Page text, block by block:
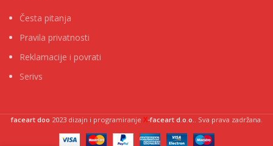
Česta pitanja
Pravila privatnosti
Reklamacije i povrati
Serivs
faceart doo 2023 dizajn i programiranje X-faceart d.o.o.. Sva prava zadržana.